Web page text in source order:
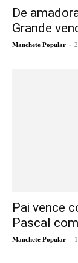
De
Grande
Manchete Popular -
Pai vence
Pascal
Manchete Popular -